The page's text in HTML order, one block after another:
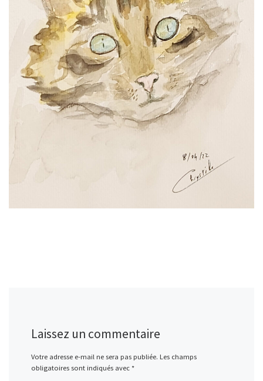
Laissez un commentaire
Votre adresse e-mail ne sera pas publiée. Les champs
obligatoires sont indiqués avec *